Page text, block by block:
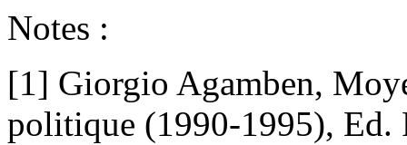
Notes :
[1] Giorgio Agamben,
politique (1990-1995), Ed.